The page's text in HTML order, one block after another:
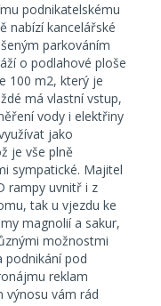
podnikatelskému
nabízí kancelářské
parkováním
o podlahové ploše
100 m2, který je
má vlastní vstup,
vody i elektřiny
jako
je vše plně
sympatické. Majitel
rampy uvnitř i z
tak u vjezdu ke
magnolií a sakur,
možnostmi
podnikání pod
reklam
výnosu vám rád